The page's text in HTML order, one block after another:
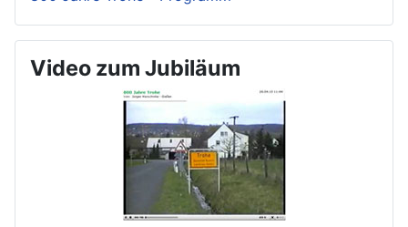
Video zum Jubiläum